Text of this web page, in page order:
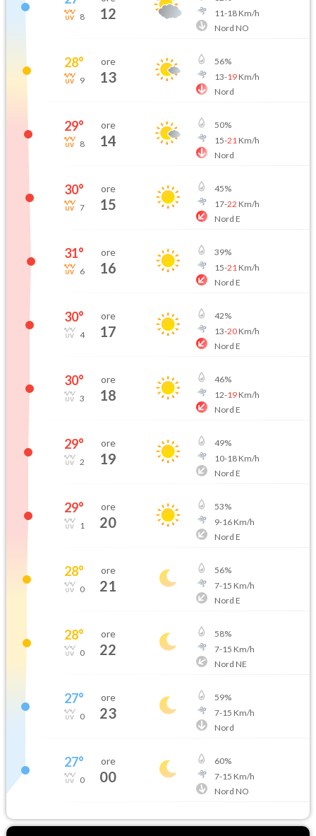
8 12
11-18Km/h
Nord NO
28°
9
ore
13
56%
13-19Km/h
Nord
29°
8
ore
14
50%
15-21 Km/h
Nord
30°
7
ore
15
45%
17-22 Km/h
Nord E
31°
6
ore
16
39%
15-21 Km/h
Nord E
30°
4
ore
17
42%
13-20Km/h
Nord E
30°
3
ore
18
46%
12-19Km/h
Nord E
29°
2
ore
19
49%
10-18Km/h
Nord E
29°
1
ore
20
53%
9-16Km/h
Nord E
28°
0
ore
21
56%
7-15 Km/h
Nord E
28°
0
ore
22
58%
7-15 Km/h
Nord NE
27°
0
ore
23
59%
7-15 Km/h
Nord
27°
0
ore
00
60%
7-15 Km/h
Nord NO